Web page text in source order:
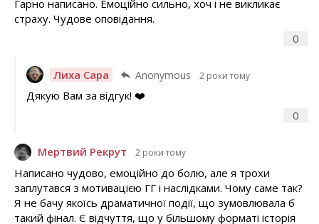
0
Гарно написано. Емоційно сильно, хоч і не викликає
страху. Чудове оповідання.
Лиха Сара Anonymous 2 роки тому
0
Дякую Вам за відгук! ❤️
Мертвий Рекрут 2 роки тому
Написано чудово, емоційно до болю, але я трохи
заплутався з мотивацією ГГ і наслідками. Чому саме так?
Я не бачу якоїсь драматичної події, що зумовлювала б
такий фінал. Є відчуття, що у більшому форматі історія